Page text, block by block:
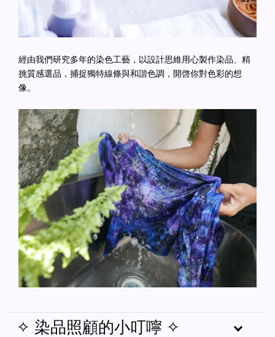
經由我們研究多年的染色工藝，以設計思維用心製作染品、精
挑質感選品，捕捉獨特線條與和諧色調，開啓你對色彩的想
像。
✧ 染品照顧的小叮嚀 ✧